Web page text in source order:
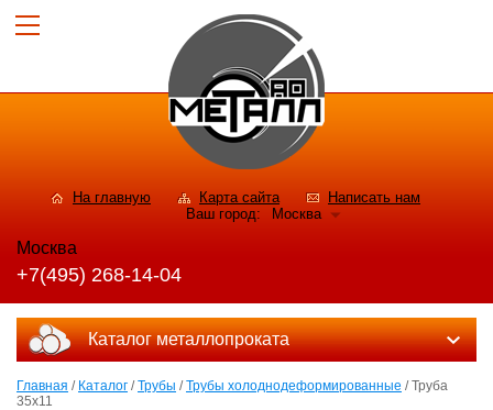
На главную Карта сайта
Написать нам
Ваш город:
Москва
Москва
+7(495) 268-14-04
Каталог металлопроката
Главная / Каталог /Трубы /Трубы холоднодеформированные / Труба
35х11